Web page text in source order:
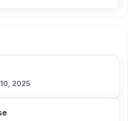
2025